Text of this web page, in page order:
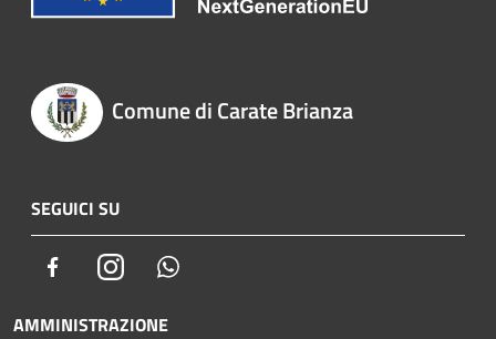
Comune di Carate Brianza
SEGUICI SU
FacebookInstagram
AMMINISTRAZIONE